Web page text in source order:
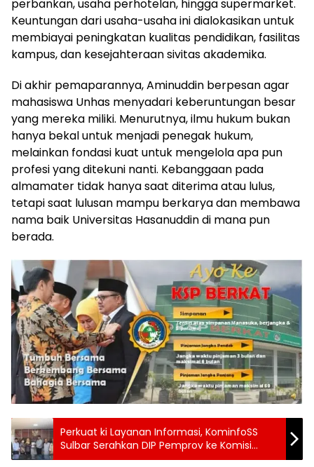
perbankan, usaha perhotelan, hingga supermarket.
Keuntungan dari usaha-usaha ini dialokasikan untuk
membiayai peningkatan kualitas pendidikan, fasilitas
kampus, dan kesejahteraan sivitas akademika.
Di akhir pemaparannya, Aminuddin berpesan agar
mahasiswa Unhas menyadari keberuntungan besar
yang mereka miliki. Menurutnya, ilmu hukum bukan
hanya bekal untuk menjadi penegak hukum,
melainkan fondasi kuat untuk mengelola apa pun
profesi yang ditekuni nanti. Kebanggaan pada
almamater tidak hanya saat diterima atau lulus,
tetapi saat lulusan mampu berkarya dan membawa
nama baik Universitas Hasanuddin di mana pun
berada.
Perkuat ki Layanan Informasi, KominfoSS
Sulbar Serahkan DIP Pemprov ke Komisi
Informasi